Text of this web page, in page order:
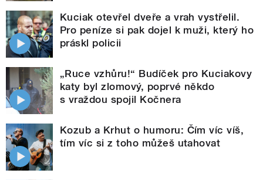
Kuciak otevřel dveře a vrah vystřelil.
Pro peníze si pak dojel k muži, který ho
práskl policii
„Ruce vzhůru!“ Budíček pro Kuciakovy
katy byl zlomový, poprvé někdo
s vraždou spojil Kočnera
Kozub a Krhut o humoru: Čím víc víš,
tím víc si z toho můžeš utahovat